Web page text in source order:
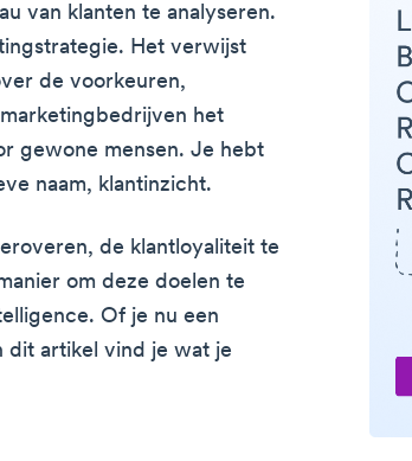
van klanten te analyseren.
Het verwijst
de voorkeuren,
het
gewone mensen. Je hebt
naam, klantinzicht.
de klantloyaliteit te
om deze doelen te
Of je nu een
dit artikel vind je wat je